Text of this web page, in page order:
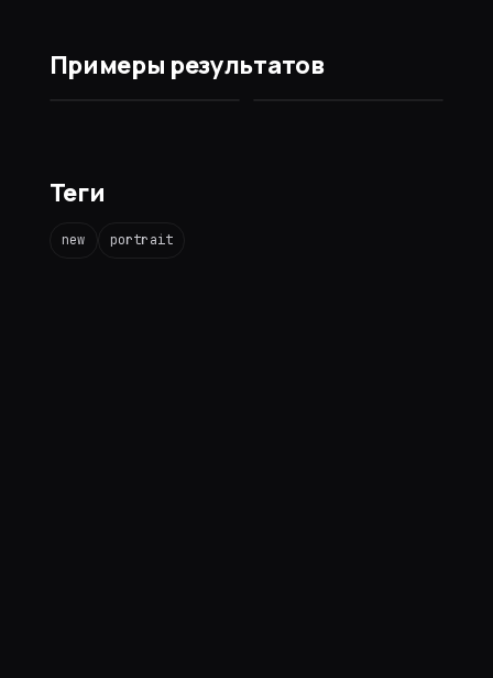
Примеры результатов
ДО ПОСЛЕ
Теги
new portrait